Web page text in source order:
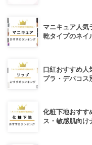
マニキュア人気
乾タイプのネイ
口紅おすすめ人
プラ・デパコス
化粧下地おすす
ス・敏感肌向け